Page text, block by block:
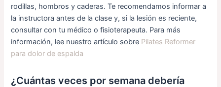
rodillas, hombros y caderas. Te recomendamos informar a
la instructora antes de la clase y, si la lesión es reciente,
consultar con tu médico o fisioterapeuta. Para más
información, lee nuestro artículo sobre Pilates Reformer
para dolor de espalda
¿Cuántas veces por semana debería